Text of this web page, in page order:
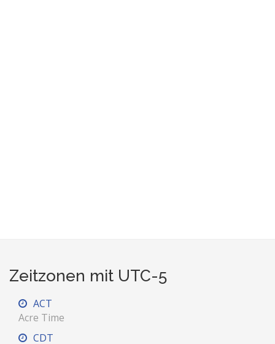
Zeitzonen mit UTC-5
ACT
Acre Time
CDT